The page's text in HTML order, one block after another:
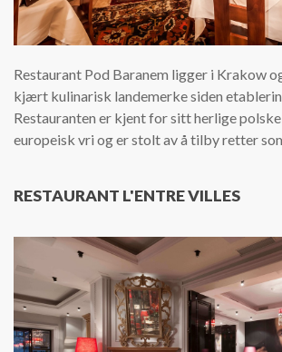
Restaurant Pod Baranem ligger i Krakow
kjært kulinarisk landemerke siden
Restauranten er kjent for sitt herlige
europeisk vri og er stolt av å tilby retter
RESTAURANT L'ENTRE VILLES